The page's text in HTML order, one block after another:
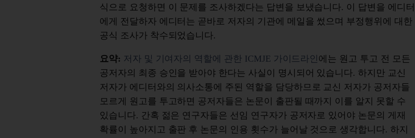
식으로 요청하면 이 문제를 조사하겠다는 답변을 보냈습니다. 이 답변을 에디터
에게 전달하자 에디터는 곧바로 저자의 기관에 메일을 썼으며 부정행위에 대한
공식 조사가 착수되었습니다.
요약: 저자 및 기여자의 역할에 관한 ICMJE 가이드라인 에는 원고 투고 전 모든
공저자의 최종 승인을 받아야 한다는 사실이 명시되어 있습니다. 하지만 교신
저자가 에디터와의 의사소통에 주된 역할을 담당하므로 교신 저자가 공저자들
모르게 원고를 투고하면 공저자들은 논문이 출판될 때까지 이를 알지 못할 수
있습니다. 간혹 젊은 연구자들은 선임 연구자가 공저자로 있어야 논문의 게재
확률이 높아지고 출판 후 논문의 인용 횟수가 늘어날 것으로 생각합니다. 하지